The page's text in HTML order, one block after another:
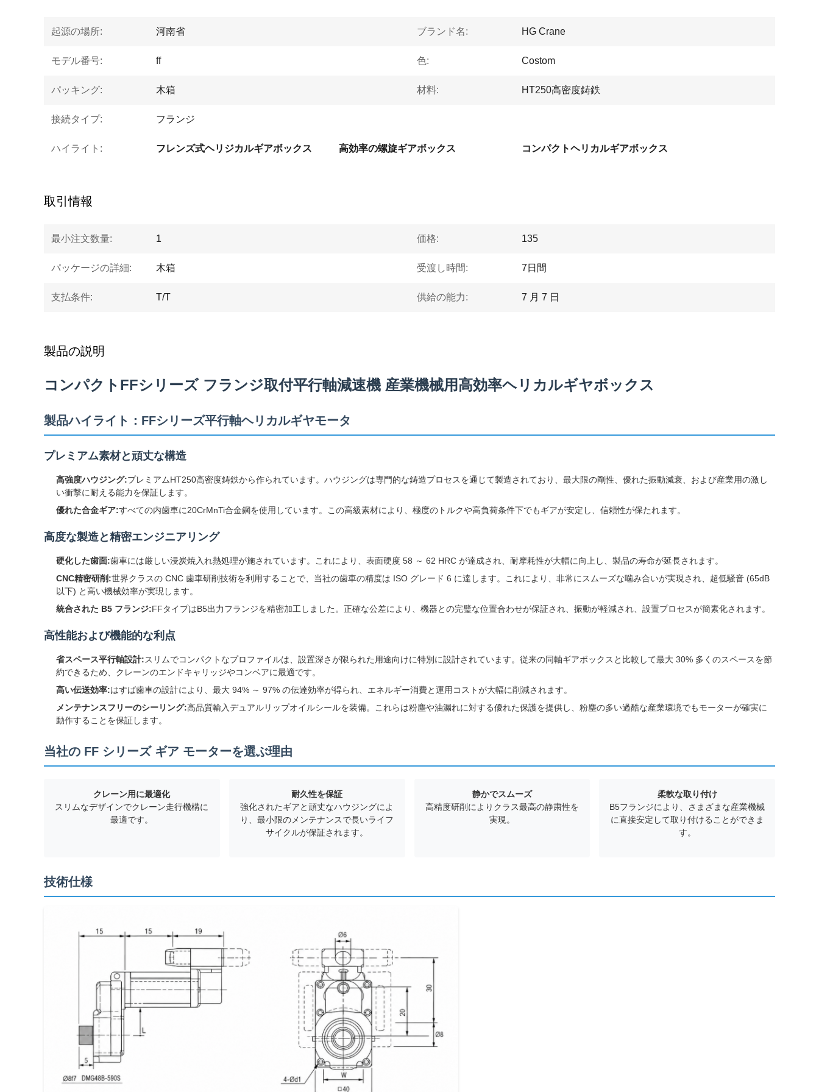
起源の場所: 河南省 ブランド名: HG Crane
モデル番号: ff 色: Costom
パッキング: 木箱 材料: HT250高密度鋳鉄
接続タイプ: フランジ
ハイライト: フレンズ式ヘリジカルギアボックス 高効率の螺旋ギアボックス コンパクトヘリカルギアボックス
取引情報
最小注文数量: 1 価格: 135
パッケージの詳細: 木箱 受渡し時間: 7日間
支払条件: T/T 供給の能力: 7 月 7 日
製品の説明
コンパクトFFシリーズ フランジ取付平行軸減速機 産業機械用高効率ヘリカルギヤボックス
製品ハイライト：FFシリーズ平行軸ヘリカルギヤモータ
プレミアム素材と頑丈な構造
高強度ハウジング:プレミアムHT250高密度鋳鉄から作られています。ハウジングは専門的な鋳造プロセスを通じて製造されており、最大限の剛性、優れた振動減衰、および産業用の激し
い衝撃に耐える能力を保証します。
優れた合金ギア:すべての内歯車に20CrMnTi合金鋼を使用しています。この高級素材により、極度のトルクや高負荷条件下でもギアが安定し、信頼性が保たれます。
高度な製造と精密エンジニアリング
硬化した歯面:歯車には厳しい浸炭焼入れ熱処理が施されています。これにより、表面硬度 58 ～ 62 HRC が達成され、耐摩耗性が大幅に向上し、製品の寿命が延長されます。
CNC精密研削:世界クラスの CNC 歯車研削技術を利用することで、当社の歯車の精度は ISO グレード 6 に達します。これにより、非常にスムーズな噛み合いが実現され、超低騒音 (65dB
以下) と高い機械効率が実現します。
統合された B5 フランジ:FFタイプはB5出力フランジを精密加工しました。正確な公差により、機器との完璧な位置合わせが保証され、振動が軽減され、設置プロセスが簡素化されます。
高性能および機能的な利点
省スペース平行軸設計:スリムでコンパクトなプロファイルは、設置深さが限られた用途向けに特別に設計されています。従来の同軸ギアボックスと比較して最大 30% 多くのスペースを節
約できるため、クレーンのエンドキャリッジやコンベアに最適です。
高い伝送効率:はすば歯車の設計により、最大 94% ～ 97% の伝達効率が得られ、エネルギー消費と運用コストが大幅に削減されます。
メンテナンスフリーのシーリング:高品質輸入デュアルリップオイルシールを装備。これらは粉塵や油漏れに対する優れた保護を提供し、粉塵の多い過酷な産業環境でもモーターが確実に
動作することを保証します。
当社の FF シリーズ ギア モーターを選ぶ理由
クレーン用に最適化
スリムなデザインでクレーン走行機構に
最適です。
耐久性を保証
強化されたギアと頑丈なハウジングによ
り、最小限のメンテナンスで長いライフ
サイクルが保証されます。
静かでスムーズ
高精度研削によりクラス最高の静粛性を
実現。
柔軟な取り付け
B5フランジにより、さまざまな産業機械
に直接安定して取り付けることができま
す。
技術仕様